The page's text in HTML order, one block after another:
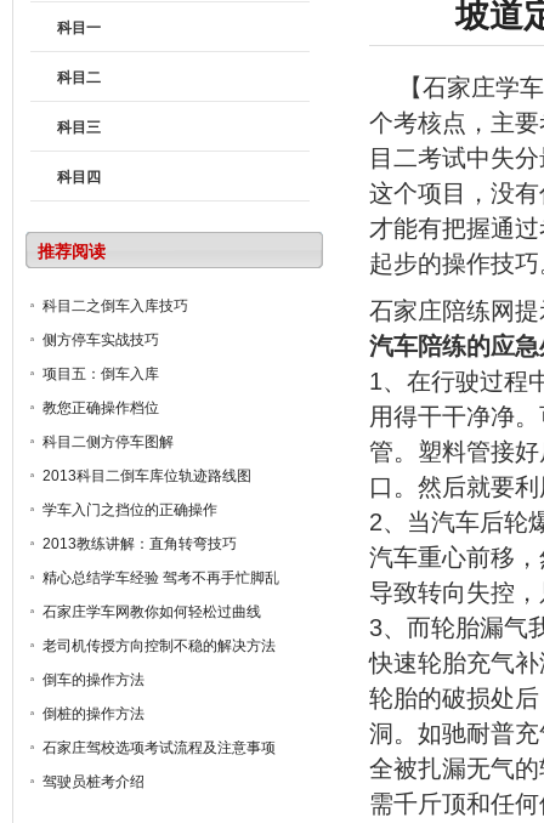
科目一
科目二
科目三
科目四
推荐阅读
科目二之倒车入库技巧
侧方停车实战技巧
项目五：倒车入库
教您正确操作档位
科目二侧方停车图解
2013科目二倒车库位轨迹路线图
学车入门之挡位的正确操作
2013教练讲解：直角转弯技巧
精心总结学车经验 驾考不再手忙脚乱
石家庄学车网教你如何轻松过曲线
老司机传授方向控制不稳的解决方法
倒车的操作方法
倒桩的操作方法
石家庄驾校选项考试流程及注意事项
驾驶员桩考介绍
坡道
【石家庄学
个考核点，主
目二考试中失
这个项目，没
才能有把握通
起步的操作技
石家庄陪练网
汽车陪练的应
1、在行驶过程
用得干干净净
管。塑料管接
口。然后就要
2、当汽车后轮
汽车重心前移
导致转向失控
3、而轮胎漏气
快速轮胎充气
轮胎的破损处
洞。如驰耐普
全被扎漏无气
需千斤顶和任